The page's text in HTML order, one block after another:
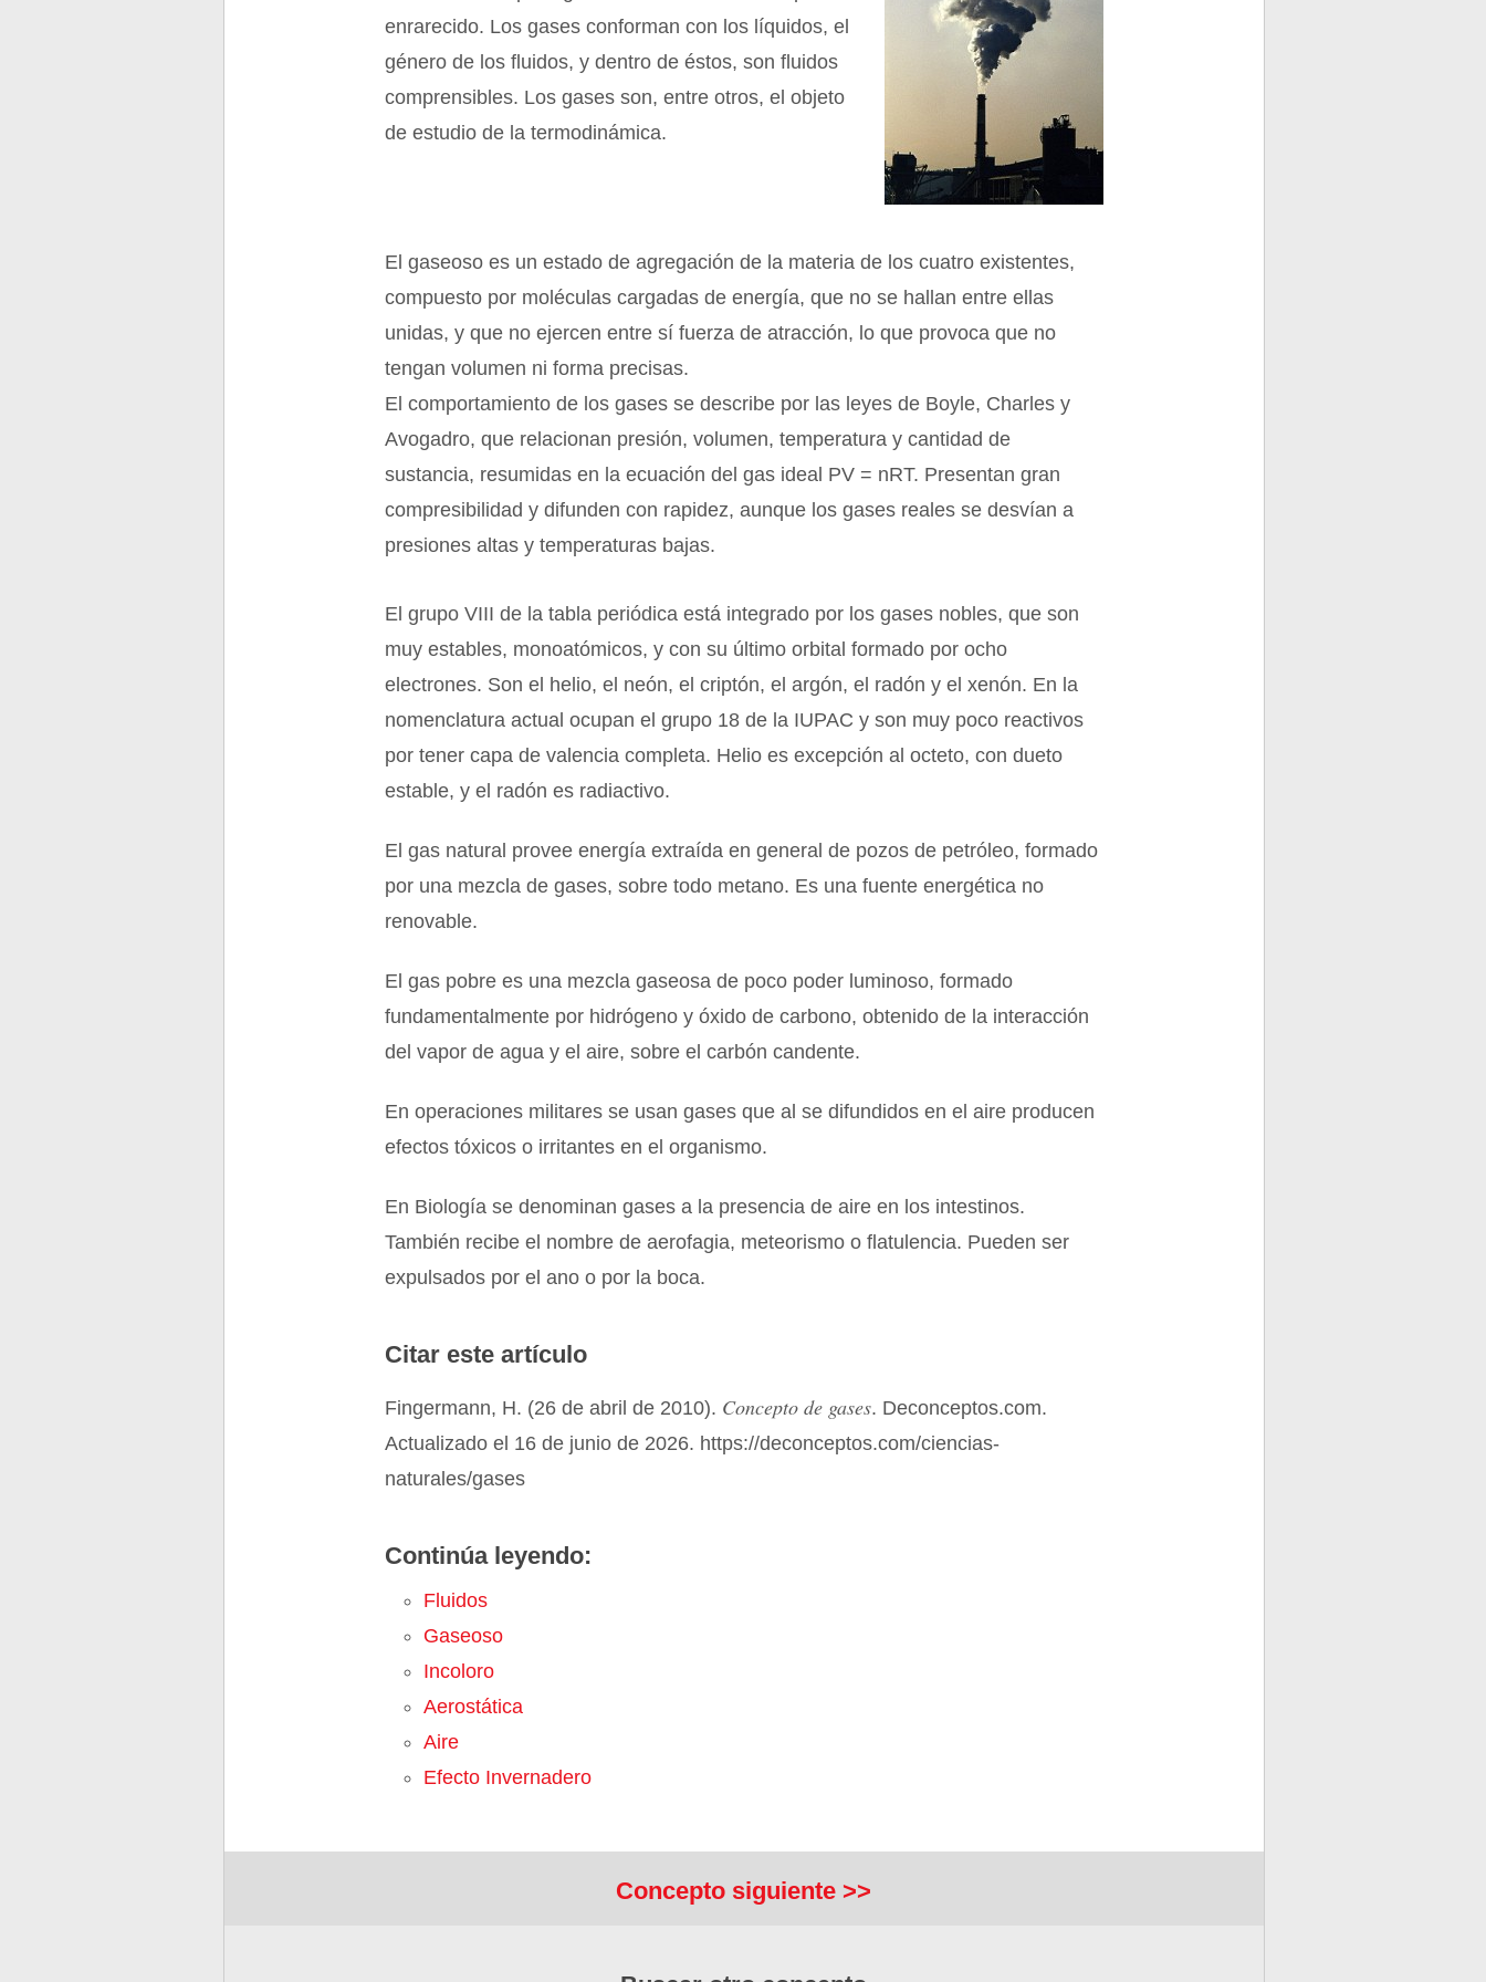
enrarecido. Los gases conforman con los líquidos, el
género de los fluidos, y dentro de éstos, son fluidos
comprensibles. Los gases son, entre otros, el objeto
de estudio de la termodinámica.
El gaseoso es un estado de agregación de la materia de los cuatro existentes,
compuesto por moléculas cargadas de energía, que no se hallan entre ellas
unidas, y que no ejercen entre sí fuerza de atracción, lo que provoca que no
tengan volumen ni forma precisas.
El comportamiento de los gases se describe por las leyes de Boyle, Charles y
Avogadro, que relacionan presión, volumen, temperatura y cantidad de
sustancia, resumidas en la ecuación del gas ideal PV = nRT. Presentan gran
compresibilidad y difunden con rapidez, aunque los gases reales se desvían a
presiones altas y temperaturas bajas.
El grupo VIII de la tabla periódica está integrado por los gases nobles, que son
muy estables, monoatómicos, y con su último orbital formado por ocho
electrones. Son el helio, el neón, el criptón, el argón, el radón y el xenón. En la
nomenclatura actual ocupan el grupo 18 de la IUPAC y son muy poco reactivos
por tener capa de valencia completa. Helio es excepción al octeto, con dueto
estable, y el radón es radiactivo.
El gas natural provee energía extraída en general de pozos de petróleo, formado
por una mezcla de gases, sobre todo metano. Es una fuente energética no
renovable.
El gas pobre es una mezcla gaseosa de poco poder luminoso, formado
fundamentalmente por hidrógeno y óxido de carbono, obtenido de la interacción
del vapor de agua y el aire, sobre el carbón candente.
En operaciones militares se usan gases que al se difundidos en el aire producen
efectos tóxicos o irritantes en el organismo.
En Biología se denominan gases a la presencia de aire en los intestinos.
También recibe el nombre de aerofagia, meteorismo o flatulencia. Pueden ser
expulsados por el ano o por la boca.
Citar este artículo
Fingermann, H. (26 de abril de 2010). Concepto de gases. Deconceptos.com.
Actualizado el 16 de junio de 2026. https://deconceptos.com/ciencias-
naturales/gases
Continúa leyendo:
Fluidos
Gaseoso
Incoloro
Aerostática
Aire
Efecto Invernadero
Concepto siguiente >>